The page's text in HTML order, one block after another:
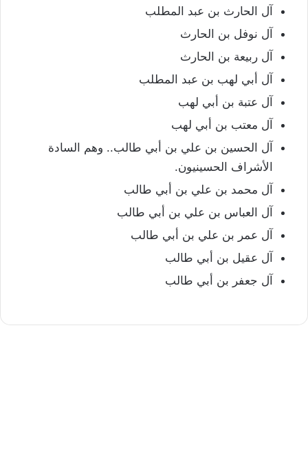
آل الحارث بن عبد المطلب
آل نوفل بن الحارث
آل ربيعة بن الحارث
آل أبي لهب بن عبد المطلب
آل عتبة بن أبي لهب
آل معتب بن أبي لهب
آل الحسين بن علي بن أبي طالب.. وهم السادة
الأشراف الحسينيون.
آل محمد بن علي بن أبي طالب
آل العباس بن علي بن أبي طالب
آل عمر بن علي بن أبي طالب
آل عقيل بن أبي طالب
آل جعفر بن أبي طالب